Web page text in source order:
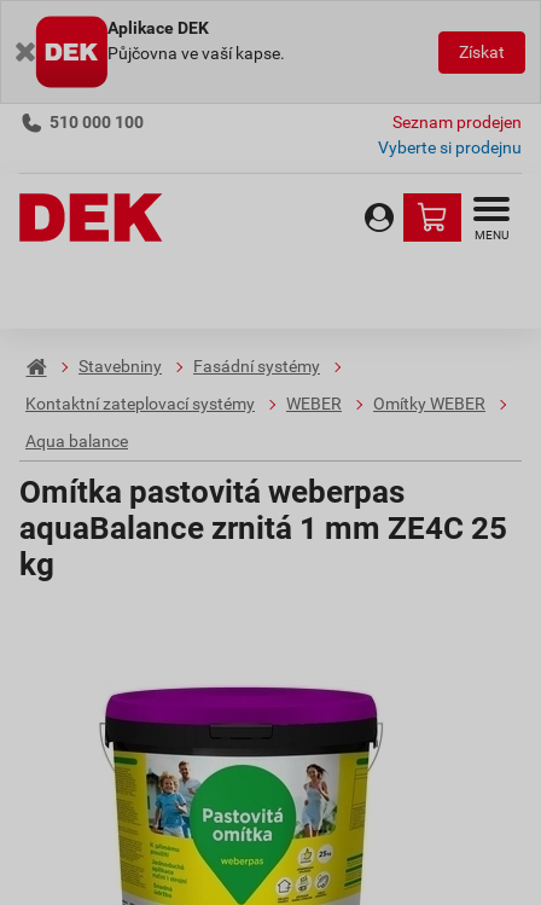
Aplikace DEK
Půjčovna ve vaší kapse.
Získat
510 000 100
Seznam prodejen
Vyberte si prodejnu
MENU
Stavebniny
Fasádní systémy
Kontaktní zateplovací systémy
WEBER
Omítky WEBER
Aqua balance
Omítka pastovitá weberpas
aquaBalance zrnitá 1 mm ZE4C 25
kg